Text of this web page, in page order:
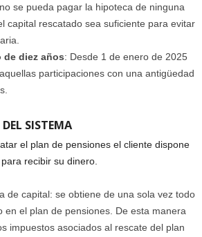
se pueda pagar la hipoteca de ninguna
capital rescatado sea suficiente para evitar
de diez años: Desde 1 de enero de 2025
participaciones con una antigüedad
SISTEMA
el plan de pensiones el cliente dispone
recibir su dinero.
de capital: se obtiene de una sola vez todo
en el plan de pensiones. De esta manera
impuestos asociados al rescate del plan